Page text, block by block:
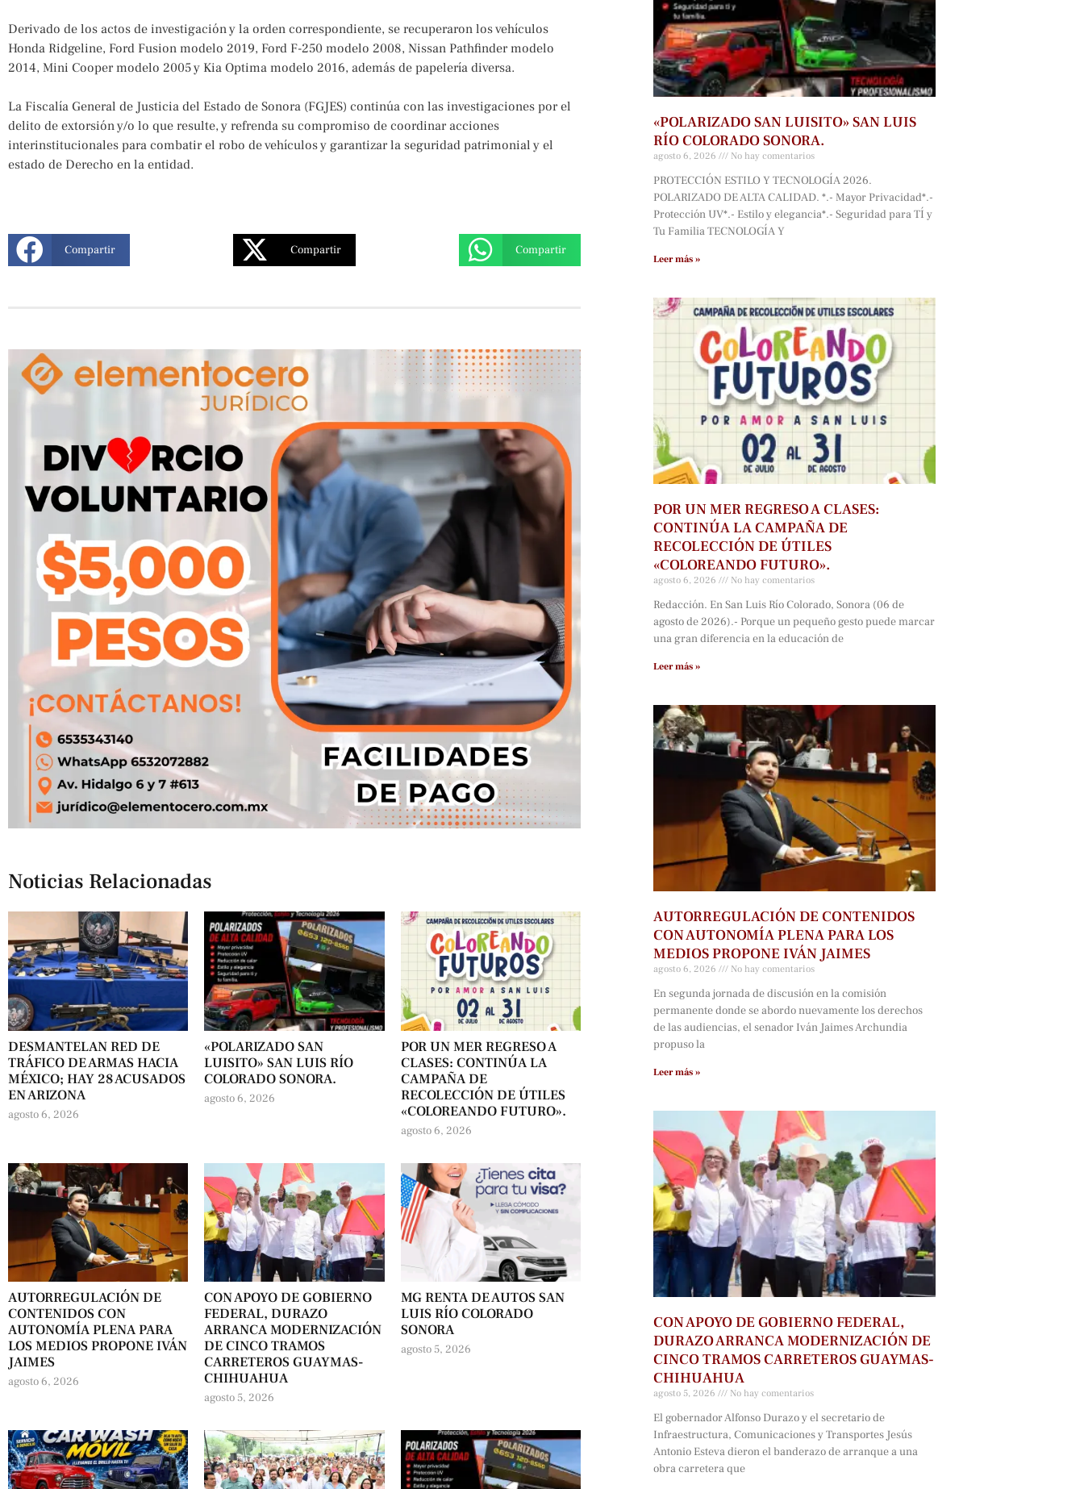
Derivado de los actos de investigación y la orden correspondiente, se recuperaron los vehículos
Honda Ridgeline, Ford Fusion modelo 2019, Ford F-250 modelo 2008, Nissan Pathfinder modelo
2014, Mini Cooper modelo 2005 y Kia Optima modelo 2016, además de papelería diversa.
La Fiscalía General de Justicia del Estado de Sonora (FGJES) continúa con las investigaciones por el
delito de extorsión y/o lo que resulte, y refrenda su compromiso de coordinar acciones
interinstitucionales para combatir el robo de vehículos y garantizar la seguridad patrimonial y el
estado de Derecho en la entidad.
Compartir Compartir Compartir
Noticias Relacionadas
DESMANTELAN RED DE
TRÁFICO DE ARMAS HACIA
MÉXICO; HAY 28 ACUSADOS
EN ARIZONA
agosto 6, 2026
«POLARIZADO SAN
LUISITO» SAN LUIS RÍO
COLORADO SONORA.
agosto 6, 2026
POR UN MER REGRESO A
CLASES: CONTINÚA LA
CAMPAÑA DE
RECOLECCIÓN DE ÚTILES
«COLOREANDO FUTURO».
agosto 6, 2026
AUTORREGULACIÓN DE
CONTENIDOS CON
AUTONOMÍA PLENA PARA
LOS MEDIOS PROPONE IVÁN
JAIMES
agosto 6, 2026
CON APOYO DE GOBIERNO
FEDERAL, DURAZO
ARRANCA MODERNIZACIÓN
DE CINCO TRAMOS
CARRETEROS GUAYMAS-
CHIHUAHUA
agosto 5, 2026
MG RENTA DE AUTOS SAN
LUIS RÍO COLORADO
SONORA
agosto 5, 2026
«POLARIZADO SAN LUISITO» SAN LUIS
RÍO COLORADO SONORA.
agosto 6, 2026 No hay comentarios
PROTECCIÓN ESTILO Y TECNOLOGÍA 2026.
POLARIZADO DE ALTA CALIDAD. *.- Mayor Privacidad*.-
Protección UV*.- Estilo y elegancia*.- Seguridad para TÍ y
Tu Familia TECNOLOGÍA Y
Leer más »
POR UN MER REGRESO A CLASES:
CONTINÚA LA CAMPAÑA DE
RECOLECCIÓN DE ÚTILES
«COLOREANDO FUTURO».
agosto 6, 2026 No hay comentarios
Redacción. En San Luis Río Colorado, Sonora (06 de
agosto de 2026).- Porque un pequeño gesto puede marcar
una gran diferencia en la educación de
Leer más »
AUTORREGULACIÓN DE CONTENIDOS
CON AUTONOMÍA PLENA PARA LOS
MEDIOS PROPONE IVÁN JAIMES
agosto 6, 2026 No hay comentarios
En segunda jornada de discusión en la comisión
permanente donde se abordo nuevamente los derechos
de las audiencias, el senador Iván Jaimes Archundia
propuso la
Leer más »
CON APOYO DE GOBIERNO FEDERAL,
DURAZO ARRANCA MODERNIZACIÓN DE
CINCO TRAMOS CARRETEROS GUAYMAS-
CHIHUAHUA
agosto 5, 2026 No hay comentarios
El gobernador Alfonso Durazo y el secretario de
Infraestructura, Comunicaciones y Transportes Jesús
Antonio Esteva dieron el banderazo de arranque a una
obra carretera que